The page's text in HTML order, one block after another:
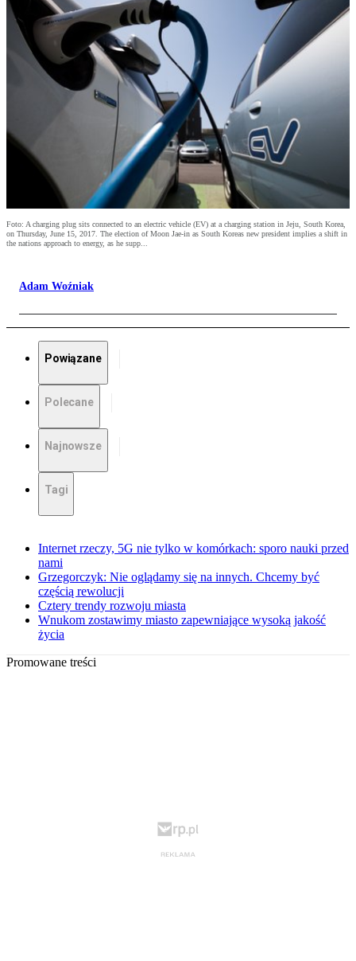
Foto: A charging plug sits connected to an electric vehicle (EV) at a charging station in Jeju, South Korea,
on Thursday, June 15, 2017. The election of Moon Jae-in as South Koreas new president implies a shift in
the nations approach to energy, as he supp...
Adam Woźniak
Powiązane
Polecane
Najnowsze
Tagi
Internet rzeczy, 5G nie tylko w komórkach: sporo nauki przed
nami
Grzegorczyk: Nie oglądamy się na innych. Chcemy być
częścią rewolucji
Cztery trendy rozwoju miasta
Wnukom zostawimy miasto zapewniające wysoką jakość
życia
Promowane treści